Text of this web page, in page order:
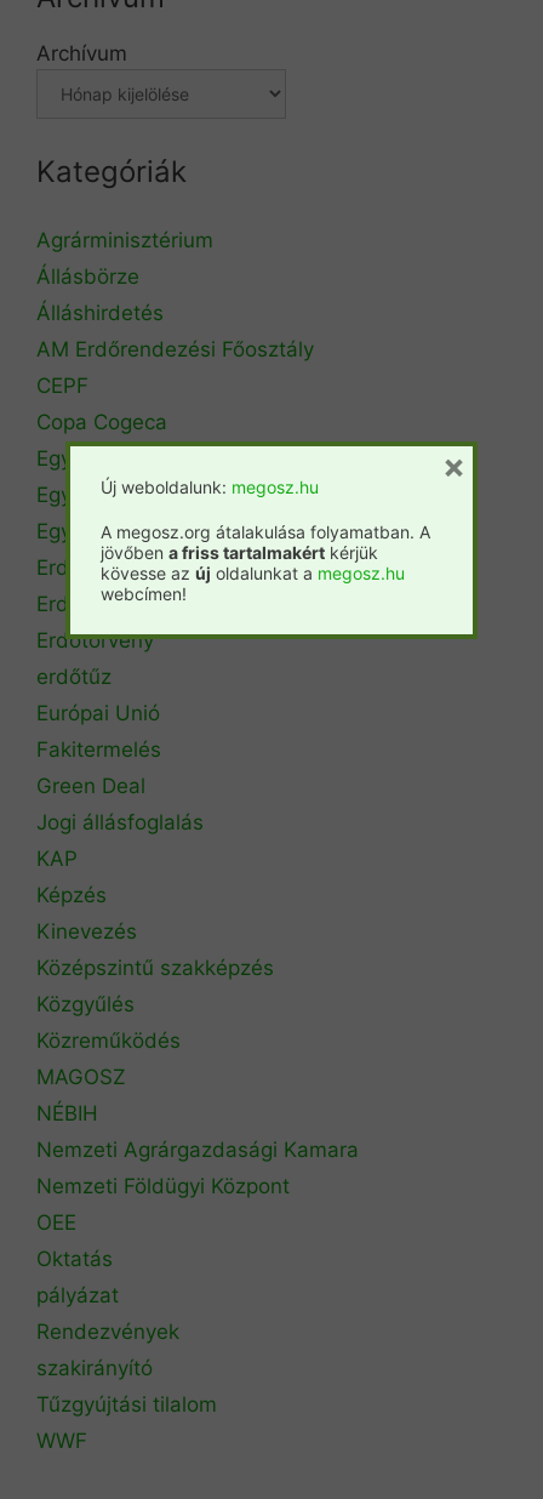
Archívum
Kategóriák
Agrárminisztérium
Állásbörze
Álláshirdetés
AM Erdőrendezési Főosztály
CEPF
Copa Cogeca
Egyéb
Egyetemi hírek
Egyetemi szintű oktatás
Erdészeti szakszemélyzet
Erdőtérkép
Erdőtörvény
erdőtűz
Európai Unió
Fakitermelés
Green Deal
Jogi állásfoglalás
KAP
Képzés
Kinevezés
Középszintű szakképzés
Közgyűlés
Közreműködés
MAGOSZ
NÉBIH
Nemzeti Agrárgazdasági Kamara
Nemzeti Földügyi Központ
OEE
Oktatás
pályázat
Rendezvények
szakirányító
Tűzgyújtási tilalom
WWF
Új weboldalunk: megosz.hu
A megosz.org átalakulása folyamatban. A
jövőben a friss tartalmakért kérjük
kövesse az új oldalunkat a megosz.hu
webcímen!
×